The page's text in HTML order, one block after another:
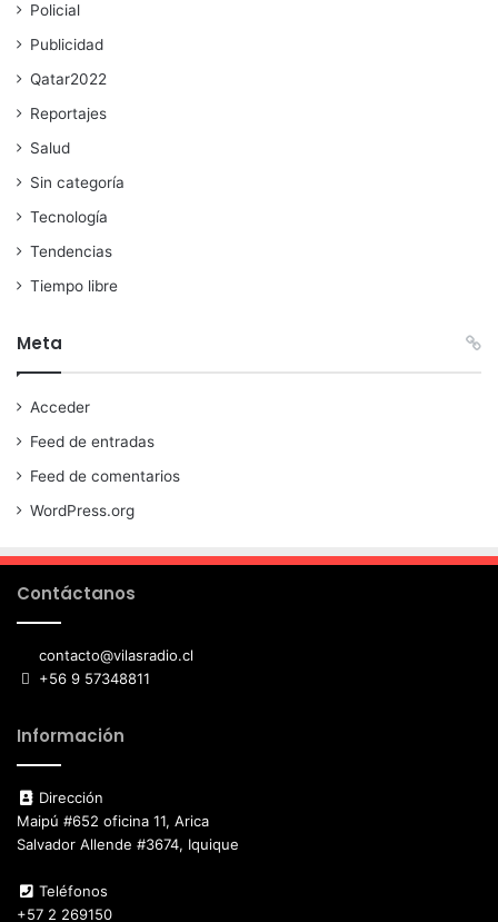
Policial
Publicidad
Qatar2022
Reportajes
Salud
Sin categoría
Tecnología
Tendencias
Tiempo libre
Meta
Acceder
Feed de entradas
Feed de comentarios
WordPress.org
Contáctanos
contacto@vilasradio.cl
+56 9 57348811
Información
Dirección
Maipú #652 oficina 11, Arica
Salvador Allende #3674, Iquique
Teléfonos
+57 2 269150